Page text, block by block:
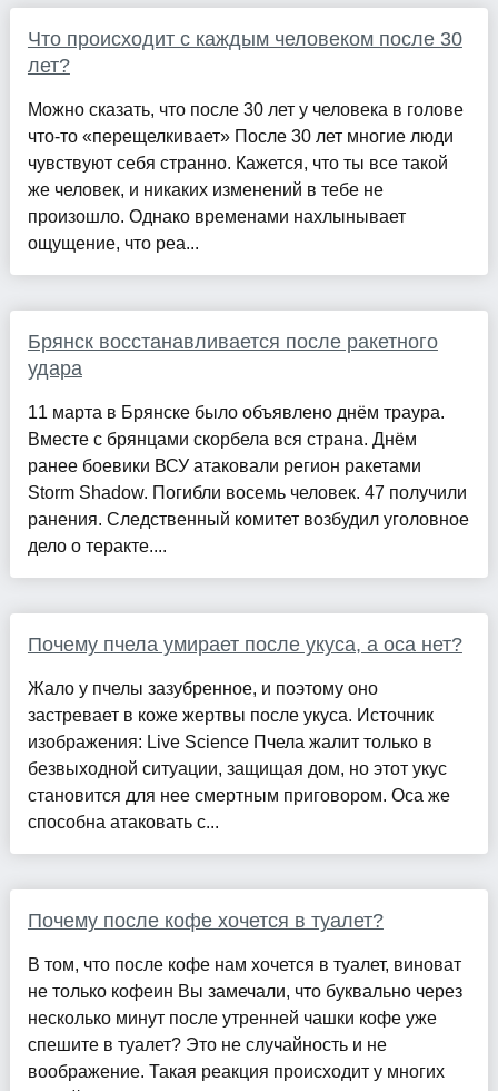
Что происходит с каждым человеком после 30
лет?
Можно сказать, что после 30 лет у человека в голове
что-то «перещелкивает» После 30 лет многие люди
чувствуют себя странно. Кажется, что ты все такой
же человек, и никаких изменений в тебе не
произошло. Однако временами нахлынывает
ощущение, что реа...
Брянск восстанавливается после ракетного
удара
11 марта в Брянске было объявлено днём траура.
Вместе с брянцами скорбела вся страна. Днём
ранее боевики ВСУ атаковали регион ракетами
Storm Shadow. Погибли восемь человек. 47 получили
ранения. Следственный комитет возбудил уголовное
дело о теракте....
Почему пчела умирает после укуса, а оса нет?
Жало у пчелы зазубренное, и поэтому оно
застревает в коже жертвы после укуса. Источник
изображения: Live Science Пчела жалит только в
безвыходной ситуации, защищая дом, но этот укус
становится для нее смертным приговором. Оса же
способна атаковать с...
Почему после кофе хочется в туалет?
В том, что после кофе нам хочется в туалет, виноват
не только кофеин Вы замечали, что буквально через
несколько минут после утренней чашки кофе уже
спешите в туалет? Это не случайность и не
воображение. Такая реакция происходит у многих